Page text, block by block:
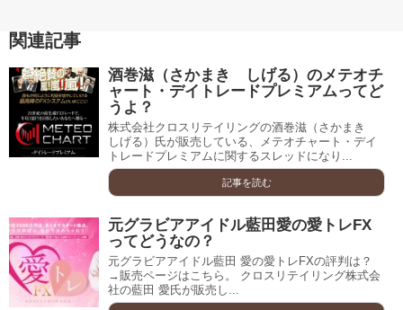
関連記事
酒巻滋（さかまき しげる）のメテオチ
ャート・デイトレードプレミアムってど
うよ？
株式会社クロスリテイリングの酒巻滋（さかまき
しげる）氏が販売している、メテオチャート・デイ
トレードプレミアムに関するスレッドになり...
記事を読む
元グラビアアイドル藍田愛の愛トレFX
ってどうなの？
元グラビアアイドル藍田 愛の愛トレFXの評判は？
→販売ページはこちら。 クロスリテイリング株式会
社の藍田 愛氏が販売し...